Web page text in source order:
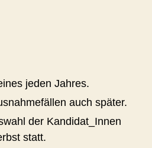
jeden Jahres.
auch später.
der Kandidat_Innen
statt.